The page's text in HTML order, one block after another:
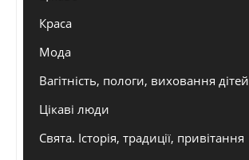
Краса
Мода
Вагітність, пологи, виховання дітей
Цікаві люди
Свята. Історія, традиції, привітання